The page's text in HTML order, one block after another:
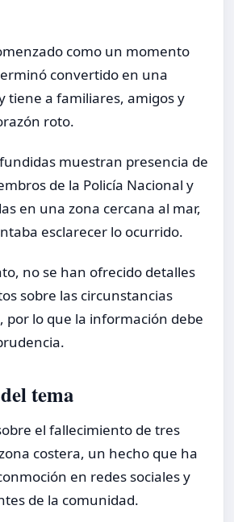
como un momento
convertido en una
tiene a familiares, amigos y
roto.
muestran presencia de
de la Policía Nacional y
en una zona cercana al mar,
esclarecer lo ocurrido.
no se han ofrecido detalles
sobre las circunstancias
por lo que la información debe
tema
el fallecimiento de tres
costera, un hecho que ha
en redes sociales y
de la comunidad.